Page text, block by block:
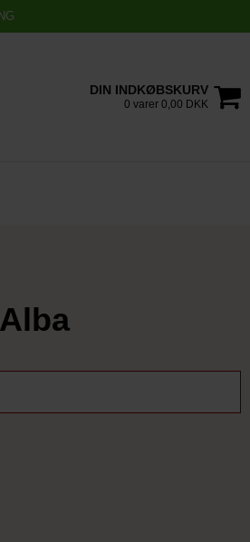
DIN INDKØBSKURV
0 varer 0,00 DKK